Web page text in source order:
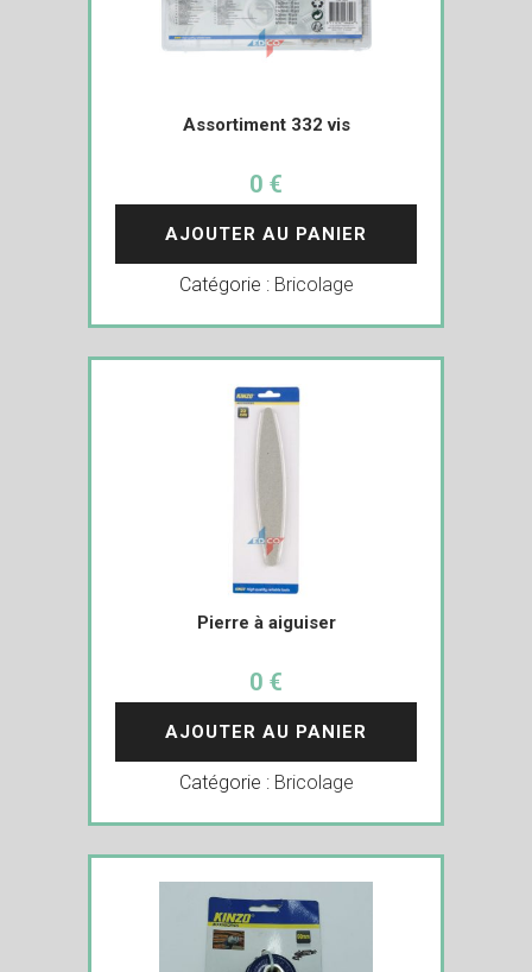
Assortiment 332 vis
0 €
AJOUTER AU PANIER
Catégorie : Bricolage
Pierre à aiguiser
0 €
AJOUTER AU PANIER
Catégorie : Bricolage